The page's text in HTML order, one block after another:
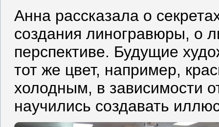
Анна рассказала о
создания линогравюры, о
перспективе. Будущие
тот же цвет, например,
холодным, в зависимости
научились создавать